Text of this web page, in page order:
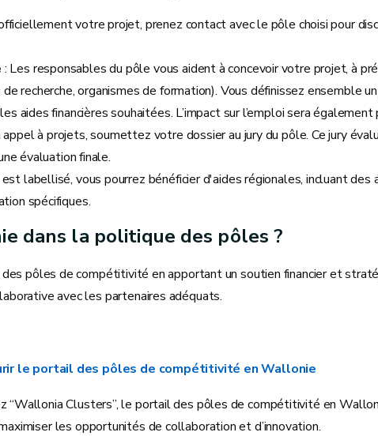
votre projet, prenez contact avec le pôle choisi pour
: Les responsables du pôle vous aident à concevoir votre projet, à
recherche, organismes de formation). Vous définissez
aides financières souhaitées. L’impact sur l’emploi sera également
appel à projets, soumettez votre dossier au jury du pôle. Ce jury
évaluation finale.
labellisé, vous pourrez bénéficier d'aides régionales, incluant des
spécifiques.
dans la politique des pôles ?
pôles de compétitivité en apportant un soutien financier et
avec les partenaires adéquats.
le portail des pôles de compétitivité en Wallonie
“Wallonia Clusters”, le portail des pôles de compétitivité en
les opportunités de collaboration et d’innovation.